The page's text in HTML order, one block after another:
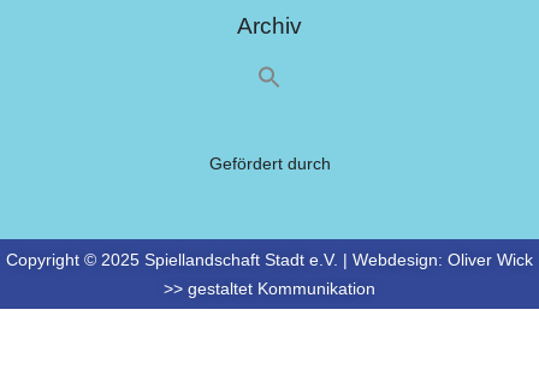
Archiv
Gefördert durch
Copyright © 2025 Spiellandschaft Stadt e.V. | Webdesign: Oliver Wick
>> gestaltet Kommunikation